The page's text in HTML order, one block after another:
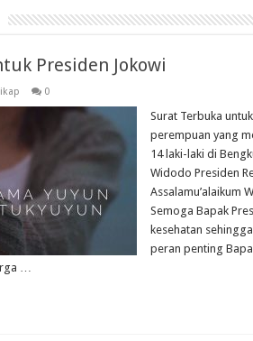
Presiden Jokowi
0
Surat Terbuka
perempuan yang
14 laki-laki di
Widodo Presiden
Assalamu’alaikum
Semoga Bapak
kesehatan
peran penting
…